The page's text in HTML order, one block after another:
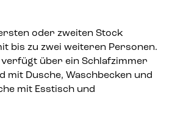
oder zweiten Stock
bis zu zwei weiteren Personen.
über ein Schlafzimmer
mit Dusche, Waschbecken und
mit Esstisch und